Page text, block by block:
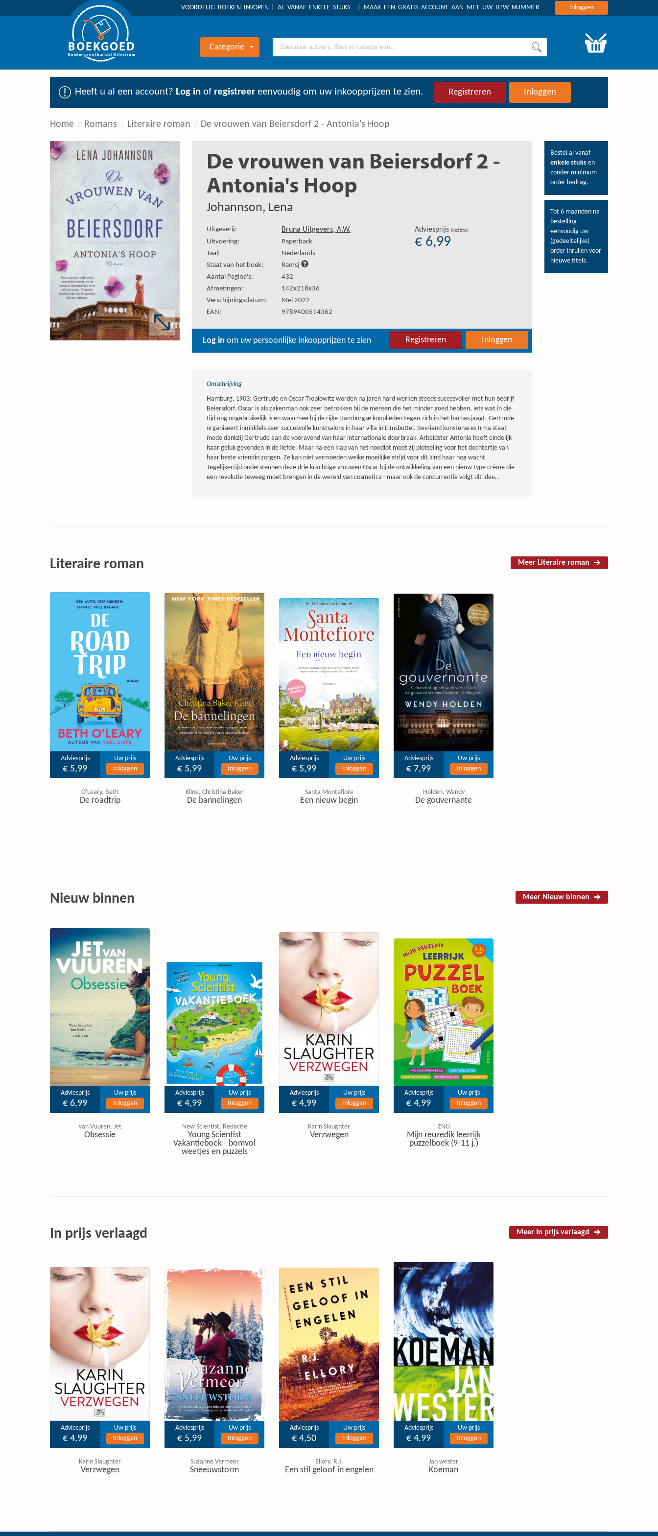
VOORDELIG BOEKEN INKOPEN AL VANAF ENKELE STUKS MAAK EEN GRATIS ACCOUNT AAN MET UW BTW NUMMER Inloggen
BOEKGOED
Boekengroothandel Hilversum
Categorie
Heeft u al een account? Log in of registreer eenvoudig om uw inkoopprijzen te zien. Registreren Inloggen
Home Romans Literaire roman De vrouwen van Beiersdorf 2 - Antonia's Hoop
Bestel al vanaf
enkele stuks en
zonder minimum
order bedrag.
Tot 6 maanden na
bestelling
eenvoudig uw
(gedeeltelijke)
order inruilen voor
nieuwe titels.
De vrouwen van Beiersdorf 2 -
Antonia's Hoop
Johannson, Lena
Uitgeverij: Bruna Uitgevers, A.W.
Uitvoering:
Paperback
Taal:
Nederlands
Staat van het boek:
Ramsj
Aantal Pagina's:
432
Afmetingen:
142x218x36
Verschijningsdatum:
Mei 2022
EAN:
9789400514362
Adviesprijs (incl btw)
€ 6,99
Log in om uw persoonlijke inkoopprijzen te zien Registreren Inloggen
Omschrijving
Hamburg, 1903: Gertrude en Oscar Troplowitz worden na jaren hard werken steeds succesvoller met hun bedrijf
Beiersdorf. Oscar is als zakenman ook zeer betrokken bij de mensen die het minder goed hebben, iets wat in die
tijd nog ongebruikelijk is en waarmee hij de rijke Hamburgse kooplieden tegen zich in het harnas jaagt. Gertrude
organiseert inmiddels zeer succesvolle kunstsalons in haar villa in Eimsbüttel. Bevriend kunstenares Irma staat
mede dankzij Gertrude aan de vooravond van haar internationale doorbraak. Arbeidster Antonia heeft eindelijk
haar geluk gevonden in de liefde. Maar na een klap van het noodlot moet zij plotseling voor het dochtertje van
haar beste vriendin zorgen. Ze kan niet vermoeden welke moeilijke strijd voor dit kind haar nog wacht.
Tegelijkertijd ondersteunen deze drie krachtige vrouwen Oscar bij de ontwikkeling van een nieuw type crème die
een revolutie teweeg moet brengen in de wereld van cosmetica - maar ook de concurrentie volgt dit idee…
Literaire roman Meer Literaire roman
Adviesprijs
€ 5,99
Uw prijs
Inloggen
O'Leary, Beth
De roadtrip
Adviesprijs
€ 5,99
Uw prijs
Inloggen
Kline, Christina Baker
De bannelingen
Adviesprijs
€ 5,99
Uw prijs
Inloggen
Santa Montefiore
Een nieuw begin
Adviesprijs
€ 7,99
Uw prijs
Inloggen
Holden, Wendy
De gouvernante
Nieuw binnen Meer Nieuw binnen
Adviesprijs
€ 6,99
Uw prijs
Inloggen
van Vuuren, Jet
Obsessie
Adviesprijs
€ 4,99
Uw prijs
Inloggen
New Scientist, Redactie
Young Scientist
Vakantieboek - bomvol
weetjes en puzzels
Adviesprijs
€ 4,99
Uw prijs
Inloggen
Karin Slaughter
Verzwegen
Adviesprijs
€ 4,99
Uw prijs
Inloggen
ZNU
Mijn reuzedik leerrijk
puzzelboek (9-11 j.)
In prijs verlaagd Meer In prijs verlaagd
Adviesprijs
€ 4,99
Uw prijs
Inloggen
Karin Slaughter
Verzwegen
Adviesprijs
€ 5,99
Uw prijs
Inloggen
Suzanne Vermeer
Sneeuwstorm
Adviesprijs
€ 4,50
Uw prijs
Inloggen
Ellory, R.J.
Een stil geloof in engelen
Adviesprijs
€ 4,99
Uw prijs
Inloggen
Jan wester
Koeman